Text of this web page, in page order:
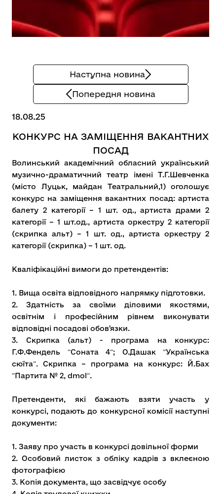
Наступна новина
Попередня новина
18.08.25
КОНКУРС НА ЗАМІЩЕННЯ ВАКАНТНИХ
ПОСАД
Волинський академічний обласний український
музично-драматичний театр імені Т.Г.Шевченка
(місто Луцьк, майдан Театральний,1) оголошує
конкурс на заміщення вакантних посад: артиста
балету 2 категорії – 1 шт. од., артиста драми 2
категорії – 1 шт.од., артиста оркестру 2 категорії
(скрипка альт) – 1 шт. од., артиста оркестру 2
категорії (скрипка) – 1 шт. од.
Кваліфікаційні вимоги до претендентів:
1. Вища освіта відповідного напрямку підготовки.
2. Здатність за своїми діловими якостями,
освітнім і професійним рівнем виконувати
відповідні посадові обовʼязки.
3. Скрипка (альт) - програма на конкурс:
Г.Ф.Фендель ˮСоната 4ˮ; О.Дашак ˮУкраїнська
сюїтаˮ. Скрипка – програма на конкурс: Й.Бах
ˮПартита № 2, dmolˮ.
Претенденти, які бажають взяти участь у
конкурсі, подають до конкурсної комісії наступні
документи:
1. Заяву про участь в конкурсі довільної форми
2. Особовий листок з обліку кадрів з вклеєною
фотографією
3. Копія документа, що засвідчує особу